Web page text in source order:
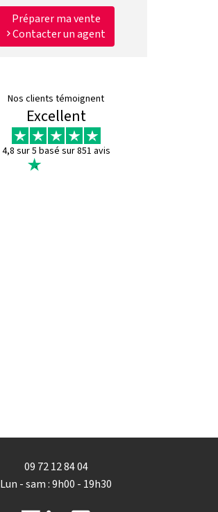
Préparer ma vente
Contacter un agent
Nos clients témoignent
Excellent
4,8 sur 5 basé sur 851 avis
09 72 12 84 04
Lun - sam : 9h00 - 19h30